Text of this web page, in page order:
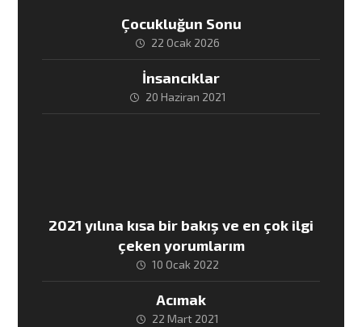
Çocukluğun Sonu
22 Ocak 2026
İnsancıklar
20 Haziran 2021
2021 yılına kısa bir bakış ve en çok ilgi
çeken yorumlarım
10 Ocak 2022
Acımak
22 Mart 2021